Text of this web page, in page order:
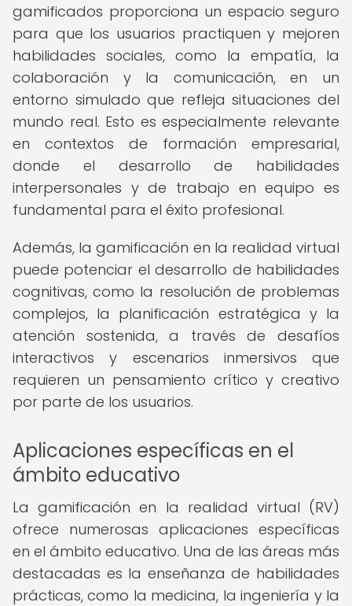
gamificados proporciona un espacio seguro
para que los usuarios practiquen y mejoren
habilidades sociales, como la empatía, la
colaboración y la comunicación, en un
entorno simulado que refleja situaciones del
mundo real. Esto es especialmente relevante
en contextos de formación empresarial,
donde el desarrollo de habilidades
interpersonales y de trabajo en equipo es
fundamental para el éxito profesional.
Además, la gamificación en la realidad virtual
puede potenciar el desarrollo de habilidades
cognitivas, como la resolución de problemas
complejos, la planificación estratégica y la
atención sostenida, a través de desafíos
interactivos y escenarios inmersivos que
requieren un pensamiento crítico y creativo
por parte de los usuarios.
Aplicaciones específicas en el
ámbito educativo
La gamificación en la realidad virtual (RV)
ofrece numerosas aplicaciones específicas
en el ámbito educativo. Una de las áreas más
destacadas es la enseñanza de habilidades
prácticas, como la medicina, la ingeniería y la